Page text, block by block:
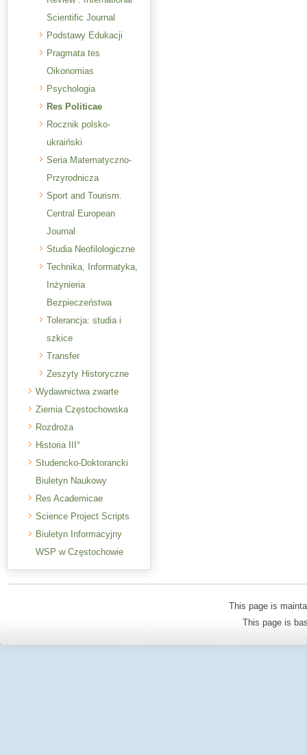
Scientific Journal
Podstawy Edukacji
Pragmata tes
Oikonomias
Psychologia
Res Politicae
Rocznik polsko-
ukraiński
Seria Matematyczno-
Przyrodnicza
Sport and Tourism.
Central European
Journal
Studia Neofilologiczne
Technika, Informatyka,
Inżynieria
Bezpieczeństwa
Tolerancja: studia i
szkice
Transfer
Zeszyty Historyczne
Wydawnictwa zwarte
Ziemia Częstochowska
Rozdroża
Historia III°
Studencko-Doktorancki
Biuletyn Naukowy
Res Academicae
Science Project Scripts
Biuletyn Informacyjny
WSP w Częstochowie
This page is
This page is